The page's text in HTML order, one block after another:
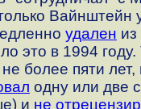
Вайнштейн
удален
это в 1994
более пяти
одну или две
и не